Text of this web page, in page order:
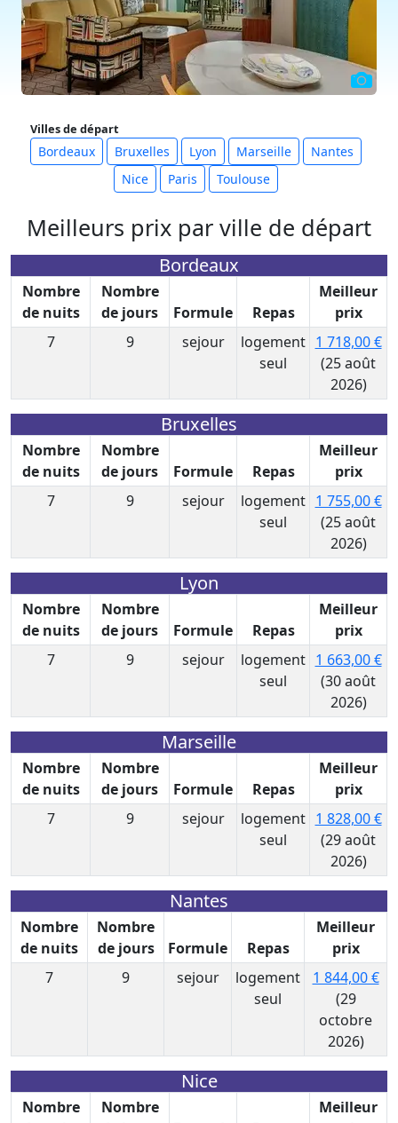
Villes de départ
Bordeaux Bruxelles Lyon Marseille
Nantes
Nice
Paris Toulouse
Meilleurs prix par ville de départ
Bordeaux
Nombre
de nuits
Nombre
de jours
Formule Repas
Meilleur
prix
7
9 sejour
logement
seul
1 718,00 €
(25 août
2026)
Bruxelles
Nombre
de nuits
Nombre
de jours
Formule Repas
Meilleur
prix
7
9 sejour
logement
seul
1 755,00 €
(25 août
2026)
Lyon
Nombre
de nuits
Nombre
de jours
Formule Repas
Meilleur
prix
7
9 sejour
logement
seul
1 663,00 €
(30 août
2026)
Marseille
Nombre
de nuits
Nombre
de jours
Formule Repas
Meilleur
prix
7
9 sejour
logement
seul
1 828,00 €
(29 août
2026)
Nantes
Nombre
de nuits
Nombre
de jours
Formule Repas
Meilleur
prix
7
9 sejour
logement
seul
1 844,00 €
(29
octobre
2026)
Nice
Nombre
Nombre
Meilleur